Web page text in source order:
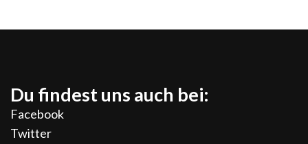
Du findest uns auch bei:
Facebook
Twitter